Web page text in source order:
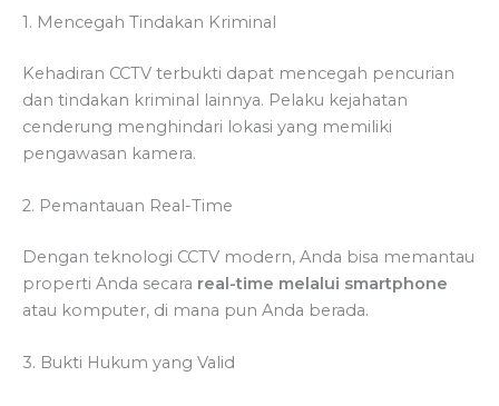
1. Mencegah Tindakan Kriminal
Kehadiran CCTV terbukti dapat mencegah pencurian
dan tindakan kriminal lainnya. Pelaku kejahatan
cenderung menghindari lokasi yang memiliki
pengawasan kamera.
2. Pemantauan Real-Time
Dengan teknologi CCTV modern, Anda bisa memantau
properti Anda secara real-time melalui smartphone
atau komputer, di mana pun Anda berada.
3. Bukti Hukum yang Valid